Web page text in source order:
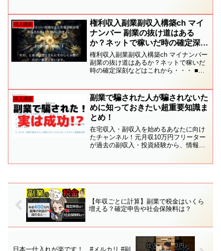
ってください。【きわみ先生公式LINE】
→ ショート...
収入構築
権利収入副業副収入構築ch マイ
ナンバー 副業の抜け道はある
か？ネットで稼いだ時の確定深刻
などはこれから・・・
権利収入副業副収入構築ch マイナンバー
副業の抜け道はあるか？ネットで稼いだ
時の確定深刻などはこれから・・・ ■副
情報をお届け。無料LINE@友達追加はこ
ちらから...
収入構築
副業で騙された人が騙されないた
めに知っておきたい超重要知識ま
とめ！
在宅収入・副収入を始めるあなたに向け
たチャンネル！元月収10万円フリーター
が過去の副収入・投資経験から、情報を
【年収ごとに計算】副業で税金はいくら
増える？確定申告や社会保険料は？
日本一仕入れが楽です！ #メルカリ #副